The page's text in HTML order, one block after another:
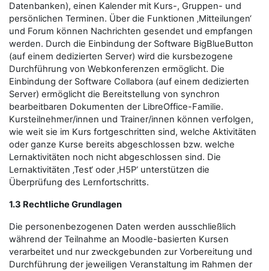
Datenbanken), einen Kalender mit Kurs-, Gruppen- und
persönlichen Terminen. Über die Funktionen ‚Mitteilungen‘
und Forum können Nachrichten gesendet und empfangen
werden. Durch die Einbindung der Software BigBlueButton
(auf einem dedizierten Server) wird die kursbezogene
Durchführung von Webkonferenzen ermöglicht. Die
Einbindung der Software Collabora (auf einem dedizierten
Server) ermöglicht die Bereitstellung von synchron
bearbeitbaren Dokumenten der LibreOffice-Familie.
Kursteilnehmer/innen und Trainer/innen können verfolgen,
wie weit sie im Kurs fortgeschritten sind, welche Aktivitäten
oder ganze Kurse bereits abgeschlossen bzw. welche
Lernaktivitäten noch nicht abgeschlossen sind. Die
Lernaktivitäten ‚Test‘ oder ‚H5P‘ unterstützen die
Überprüfung des Lernfortschritts.
1.3 Rechtliche Grundlagen
Die personenbezogenen Daten werden ausschließlich
während der Teilnahme an Moodle-basierten Kursen
verarbeitet und nur zweckgebunden zur Vorbereitung und
Durchführung der jeweiligen Veranstaltung im Rahmen der